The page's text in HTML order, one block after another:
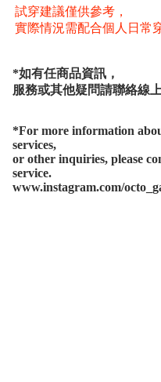
試穿建議僅供參考，
實際情況需配合個人日常
*如有任商品資訊，
服務或其他疑問請聯絡線
*For more information
services,
or other inquiries, please
service.
www.instagram.com/